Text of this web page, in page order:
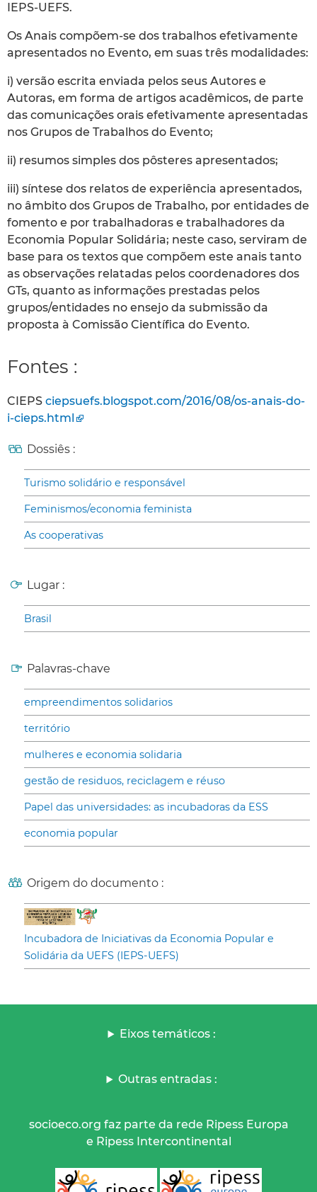
IEPS-UEFS.
Os Anais compõem-se dos trabalhos efetivamente
apresentados no Evento, em suas três modalidades:
i) versão escrita enviada pelos seus Autores e
Autoras, em forma de artigos acadêmicos, de parte
das comunicações orais efetivamente apresentadas
nos Grupos de Trabalhos do Evento;
ii) resumos simples dos pôsteres apresentados;
iii) síntese dos relatos de experiência apresentados,
no âmbito dos Grupos de Trabalho, por entidades de
fomento e por trabalhadoras e trabalhadores da
Economia Popular Solidária; neste caso, serviram de
base para os textos que compõem este anais tanto
as observações relatadas pelos coordenadores dos
GTs, quanto as informações prestadas pelos
grupos/entidades no ensejo da submissão da
proposta à Comissão Científica do Evento.
Fontes :
CIEPS ciepsuefs.blogspot.com/2016/08/os-anais-do-
i-cieps.html
Dossiês :
Turismo solidário e responsável
Feminismos/economia feminista
As cooperativas
Lugar :
Brasil
Palavras-chave
empreendimentos solidarios
território
mulheres e economia solidaria
gestão de residuos, reciclagem e réuso
Papel das universidades: as incubadoras da ESS
economia popular
Origem do documento :
Incubadora de Iniciativas da Economia Popular e
Solidária da UEFS (IEPS-UEFS)
Eixos temáticos :
Outras entradas :
socioeco.org faz parte da rede Ripess Europa
e Ripess Intercontinental